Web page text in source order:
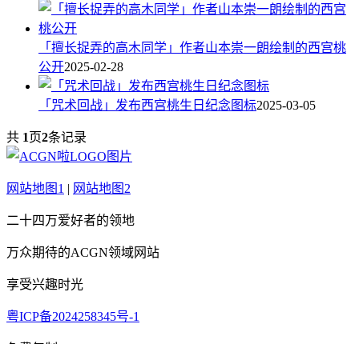
「擅长捉弄的高木同学」作者山本崇一朗绘制的西宫桃
公开2025-02-28
「咒术回战」发布西宫桃生日纪念图标2025-03-05
共 1页2条记录
网站地图1 | 网站地图2
二十四万爱好者的领地
万众期待的ACGN领域网站
享受兴趣时光
粤ICP备2024258345号-1